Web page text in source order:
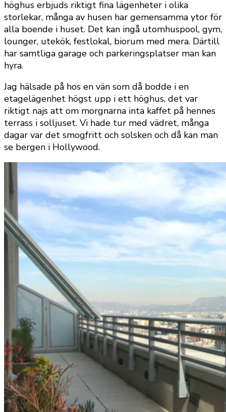
höghus erbjuds riktigt fina lägenheter i olika
storlekar, många av husen har gemensamma ytor för
alla boende i huset. Det kan ingå utomhuspool, gym,
lounger, utekök, festlokal, biorum med mera. Därtill
har samtliga garage och parkeringsplatser man kan
hyra.
Jag hälsade på hos en vän som då bodde i en
etagelägenhet högst upp i ett höghus, det var
riktigt najs att om morgnarna inta kaffet på hennes
terrass i solljuset. Vi hade tur med vädret, många
dagar var det smogfritt och solsken och då kan man
se bergen i Hollywood.